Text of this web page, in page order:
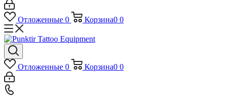
Отложенные 0 Корзина0 0
Отложенные 0 Корзина0 0